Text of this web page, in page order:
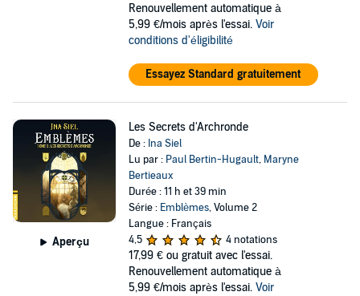
Renouvellement automatique à
5,99 €/mois après l'essai. Voir
conditions d'éligibilité
Essayez Standard gratuitement
Aperçu
Les Secrets d'Archronde
De : Ina Siel
Lu par : Paul Bertin-Hugault, Maryne
Bertieaux
Durée : 11 h et 39 min
Série : Emblèmes, Volume 2
Langue : Français
4,5
4 notations
17,99 € ou gratuit avec l'essai.
Renouvellement automatique à
5,99 €/mois après l'essai. Voir